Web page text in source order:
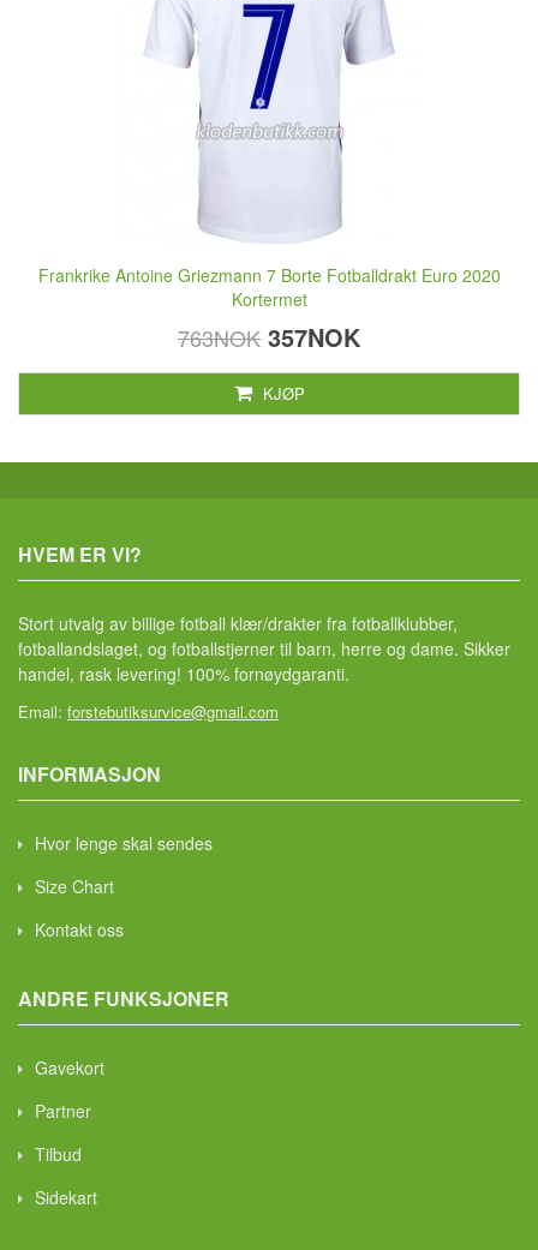
Frankrike Antoine Griezmann 7 Borte Fotballdrakt Euro 2020
Kortermet
763NOK 357NOK
KJØP
HVEM ER VI?
Stort utvalg av billige fotball klær/drakter fra fotballklubber,
fotballandslaget, og fotballstjerner til barn, herre og dame. Sikker
handel, rask levering! 100% fornøydgaranti.
Email: forstebutiksurvice@gmail.com
INFORMASJON
Hvor lenge skal sendes
Size Chart
Kontakt oss
ANDRE FUNKSJONER
Gavekort
Partner
Tilbud
Sidekart